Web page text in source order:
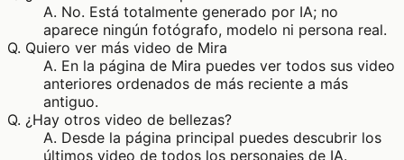
A. No. Está totalmente generado por IA; no
aparece ningún fotógrafo, modelo ni persona real.
Q. Quiero ver más video de Mira
A. En la página de Mira puedes ver todos sus video
anteriores ordenados de más reciente a más
antiguo.
Q. ¿Hay otros video de bellezas?
A. Desde la página principal puedes descubrir los
últimos video de todos los personajes de IA.